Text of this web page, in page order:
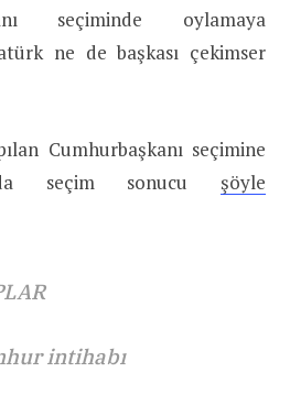
seçiminde oylamaya
ne de başkası çekimser
Cumhurbaşkanı seçimine
seçim sonucu şöyle
intihabı